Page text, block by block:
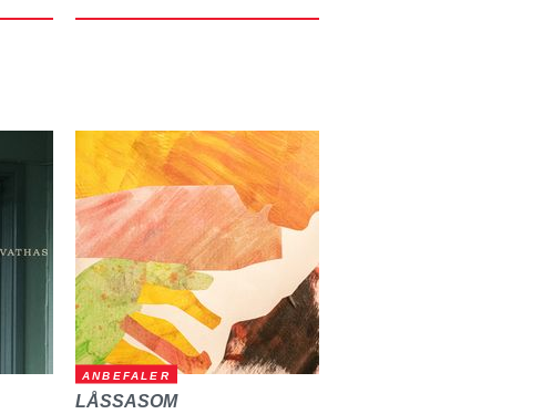
ANBEFALER
LÅSSASOM